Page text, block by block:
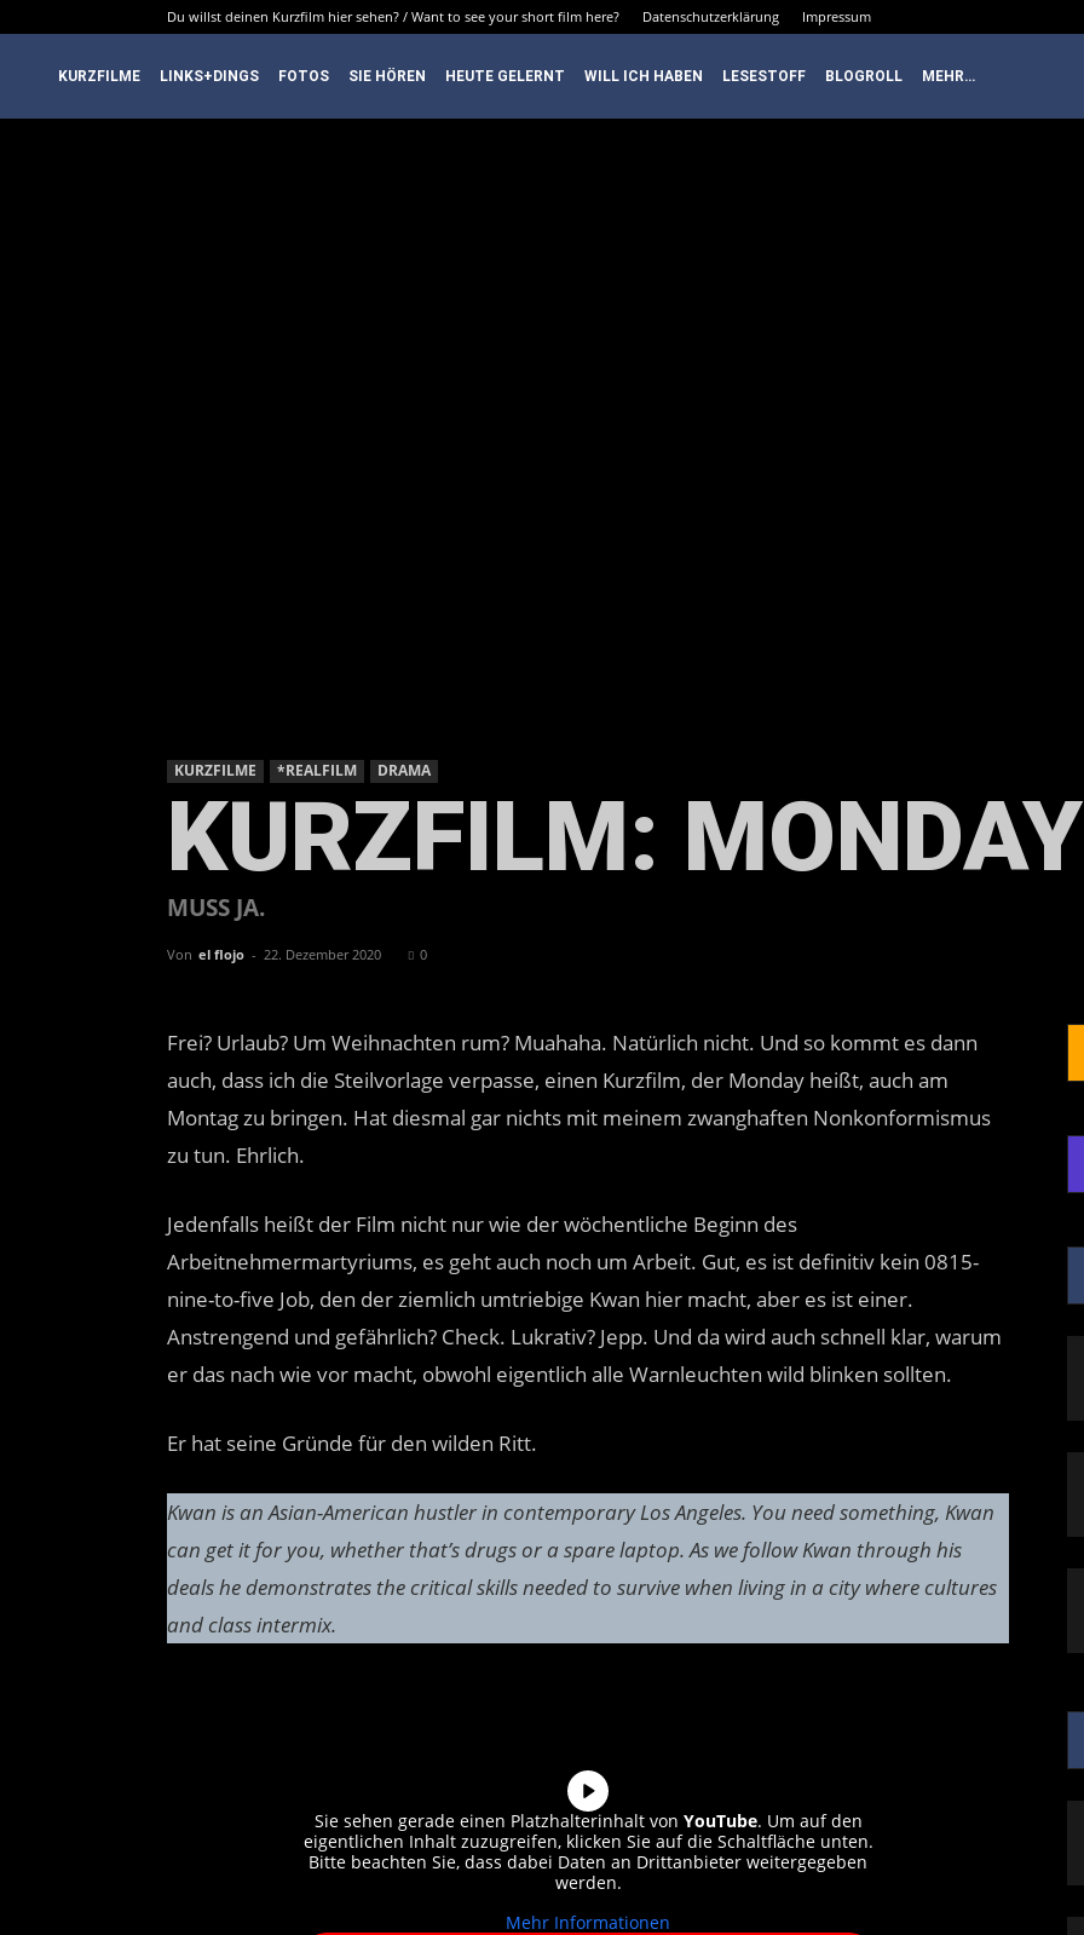
Du willst deinen Kurzfilm hier sehen? / Want to see your short film here? Datenschutzerklärung Impressum
DenkfabrikBlog
KURZFILME LINKS+DINGS FOTOS SIE HÖREN HEUTE GELERNT WILL ICH HABEN LESESTOFF BLOGROLL MEHR…
KURZFILME *REALFILM DRAMA
KURZFILM: MONDAY
MUSS JA.
Von el flojo - 22. Dezember 2020 0
Frei? Urlaub? Um Weihnachten rum? Muahaha. Natürlich nicht. Und so kommt es dann
auch, dass ich die Steilvorlage verpasse, einen Kurzfilm, der Monday heißt, auch am
Montag zu bringen. Hat diesmal gar nichts mit meinem zwanghaften Nonkonformismus
zu tun. Ehrlich.
Jedenfalls heißt der Film nicht nur wie der wöchentliche Beginn des
Arbeitnehmermartyriums, es geht auch noch um Arbeit. Gut, es ist definitiv kein 0815-
nine-to-five Job, den der ziemlich umtriebige Kwan hier macht, aber es ist einer.
Anstrengend und gefährlich? Check. Lukrativ? Jepp. Und da wird auch schnell klar, warum
er das nach wie vor macht, obwohl eigentlich alle Warnleuchten wild blinken sollten.
Er hat seine Gründe für den wilden Ritt.
Kwan is an Asian-American hustler in contemporary Los Angeles. You need something, Kwan
can get it for you, whether that’s drugs or a spare laptop. As we follow Kwan through his
deals he demonstrates the critical skills needed to survive when living in a city where cultures
and class intermix.
Sie sehen gerade einen Platzhalterinhalt von YouTube. Um auf den
eigentlichen Inhalt zuzugreifen, klicken Sie auf die Schaltfläche unten.
Bitte beachten Sie, dass dabei Daten an Drittanbieter weitergegeben
werden.
Mehr Informationen